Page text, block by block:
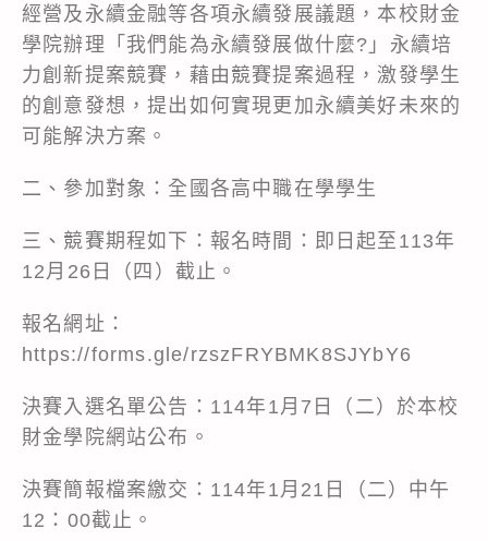
經營及永續金融等各項永續發展議題，本校財金
學院辦理「我們能為永續發展做什麼?」永續培
力創新提案競賽，藉由競賽提案過程，激發學生
的創意發想，提出如何實現更加永續美好未來的
可能解決方案。
二、參加對象：全國各高中職在學學生
三、競賽期程如下：報名時間：即日起至113年
12月26日（四）截止。
報名網址：
https://forms.gle/rzszFRYBMK8SJYbY6
決賽入選名單公告：114年1月7日（二）於本校
財金學院網站公布。
決賽簡報檔案繳交：114年1月21日（二）中午
12：00截止。